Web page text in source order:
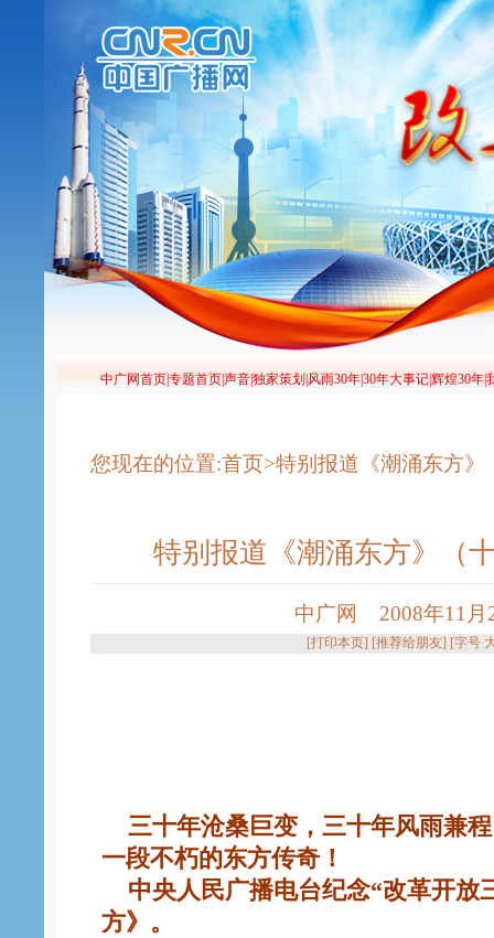
您现在的位置:首页>特别报道《潮涌东方》
特别报道《潮涌东方》（
中广网 2008年11月
[打印本页] [推荐给朋友] [字号
三十年沧桑巨变，三十年风雨兼
一段不朽的东方传奇！
中央人民广播电台纪念“改革开放
方》。